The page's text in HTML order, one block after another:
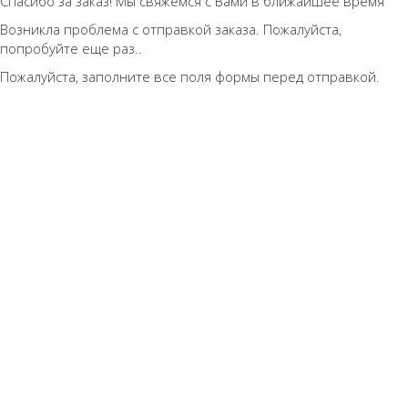
Возникла проблема с отправкой заказа. Пожалуйста,
попробуйте еще раз..
Пожалуйста, заполните все поля формы перед отправкой.